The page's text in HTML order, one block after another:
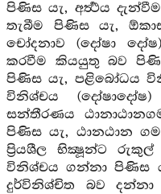
පිණිස යැ, අර්‍ත්‍ථය
තැබීම පිණිස යැ,
චෝදනාව (දෝෂා
කරවීම කියයුතු බව
පිණිස යැ, පළිබෝධය
විනිශ්චය
සන්තීරණය
පිණිස යැ, ඨානඨාන
ප්‍රියශීල භික්‍ෂූන්ට
විනිශ්චය ගන්නා පිණිස
දුර්විනිශ්චිත බව